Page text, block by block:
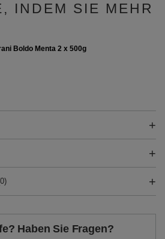
INDEM SIE MEHR
Boldo Menta 2 x 500g
Haben Sie Fragen?